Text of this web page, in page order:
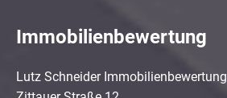
Immobilienbewertung
Lutz Schneider Immobilienbewertung